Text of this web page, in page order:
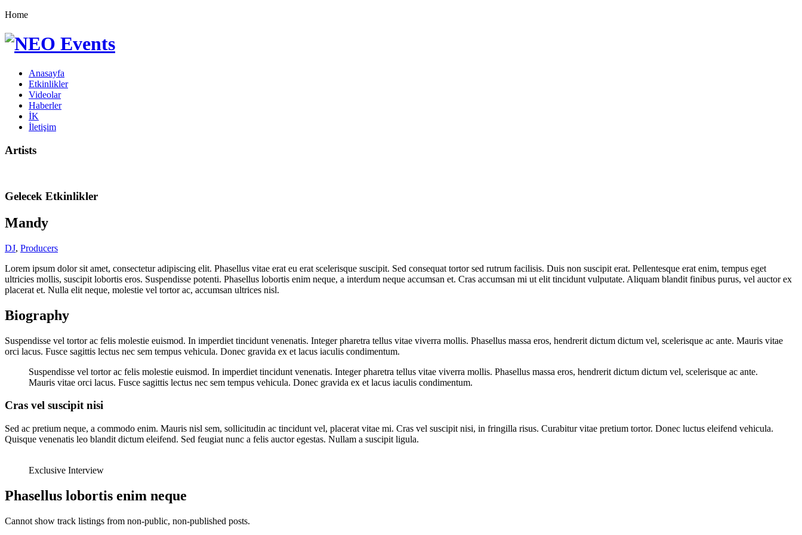
Home
Anasayfa
Etkinlikler
Videolar
Haberler
İK
İletişim
Artists
Gelecek Etkinlikler
Mandy
DJ, Producers
Lorem ipsum dolor sit amet, consectetur adipiscing elit. Phasellus vitae erat eu erat scelerisque suscipit. Sed consequat tortor sed rutrum facilisis. Duis non suscipit erat. Pellentesque erat enim, tempus eget
ultricies mollis, suscipit lobortis eros. Suspendisse potenti. Phasellus lobortis enim neque, a interdum neque accumsan et. Cras accumsan mi ut elit tincidunt vulputate. Aliquam blandit finibus purus, vel auctor ex
placerat et. Nulla elit neque, molestie vel tortor ac, accumsan ultrices nisl.
Biography
Suspendisse vel tortor ac felis molestie euismod. In imperdiet tincidunt venenatis. Integer pharetra tellus vitae viverra mollis. Phasellus massa eros, hendrerit dictum dictum vel, scelerisque ac ante. Mauris vitae
orci lacus. Fusce sagittis lectus nec sem tempus vehicula. Donec gravida ex et lacus iaculis condimentum.
Suspendisse vel tortor ac felis molestie euismod. In imperdiet tincidunt venenatis. Integer pharetra tellus vitae viverra mollis. Phasellus massa eros, hendrerit dictum dictum vel, scelerisque ac ante.
Mauris vitae orci lacus. Fusce sagittis lectus nec sem tempus vehicula. Donec gravida ex et lacus iaculis condimentum.
Cras vel suscipit nisi
Sed ac pretium neque, a commodo enim. Mauris nisl sem, sollicitudin ac tincidunt vel, placerat vitae mi. Cras vel suscipit nisi, in fringilla risus. Curabitur vitae pretium tortor. Donec luctus eleifend vehicula.
Quisque venenatis leo blandit dictum eleifend. Sed feugiat nunc a felis auctor egestas. Nullam a suscipit ligula.
Exclusive Interview
Phasellus lobortis enim neque
Cannot show track listings from non-public, non-published posts.